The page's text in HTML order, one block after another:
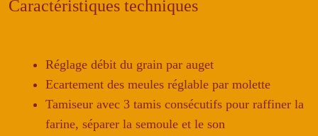
Caractéristiques techniques
Réglage débit du grain par auget
Ecartement des meules réglable par molette
Tamiseur avec 3 tamis consécutifs pour raffiner la
farine, séparer la semoule et le son